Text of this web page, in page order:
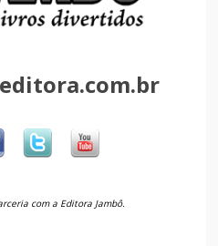
com a Editora Jambô.